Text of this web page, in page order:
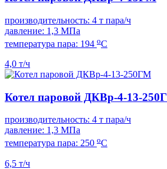
производительность: 4 т пара/ч
давление: 1,3 МПа
температура пара: 194 оС
4,0 т/ч
Котел паровой ДКВр-4-13-
производительность: 4 т пара/ч
давление: 1,3 МПа
температура пара: 250 оС
6,5 т/ч